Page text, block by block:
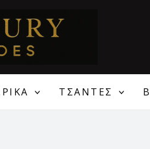
ΤΣΑΝΤΕΣ